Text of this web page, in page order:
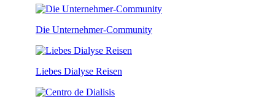
Die Unternehmer-Community
Liebes Dialyse Reisen